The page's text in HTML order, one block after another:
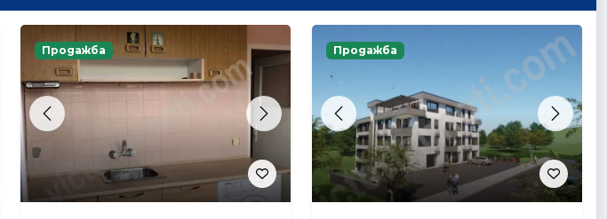
Previous Next
Продажба
Previous Next
Продажба